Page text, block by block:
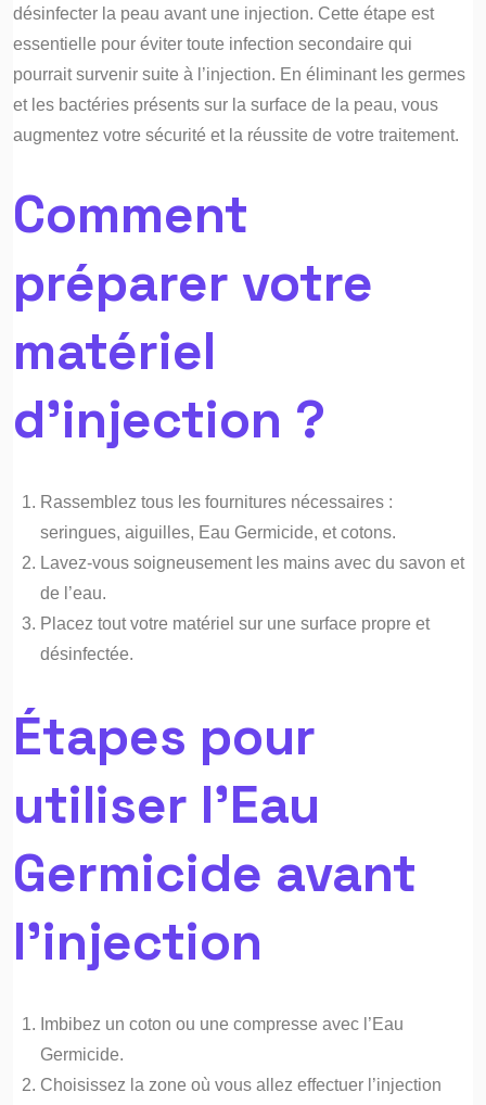
désinfecter la peau avant une injection. Cette étape est
essentielle pour éviter toute infection secondaire qui
pourrait survenir suite à l’injection. En éliminant les germes
et les bactéries présents sur la surface de la peau, vous
augmentez votre sécurité et la réussite de votre traitement.
Comment
préparer votre
matériel
d’injection ?
Rassemblez tous les fournitures nécessaires :
seringues, aiguilles, Eau Germicide, et cotons.
Lavez-vous soigneusement les mains avec du savon et
de l’eau.
Placez tout votre matériel sur une surface propre et
désinfectée.
Étapes pour
utiliser l’Eau
Germicide avant
l’injection
Imbibez un coton ou une compresse avec l’Eau
Germicide.
Choisissez la zone où vous allez effectuer l’injection